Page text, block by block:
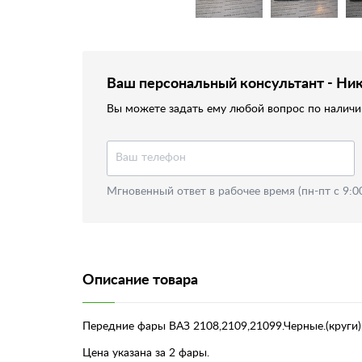
Ваш персональный консультант -
Вы можете задать ему любой вопрос по
Мгновенный ответ в рабочее время (пн-пт с
Описание товара
Передние фары ВАЗ
Цена указана за 2 фары.